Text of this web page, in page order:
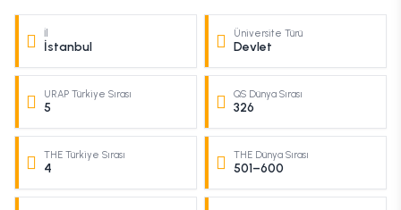
İl
İstanbul
Üniversite Türü
Devlet
URAP Türkiye Sırası
5
QS Dünya Sırası
326
THE Türkiye Sırası
4
THE Dünya Sırası
501–600